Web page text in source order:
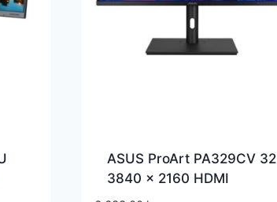
3
ASUS ProArt PA329CV 32
3840 x 2160 HDMI
DisplayPort USB-C 60Hz